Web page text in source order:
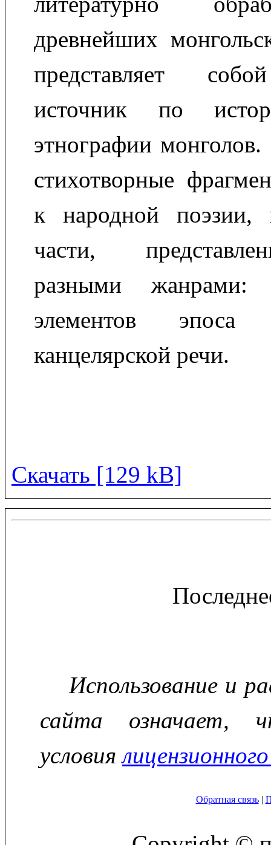
древнейших
представляет
источник по
этнографии
стихотворные
к народной поэзии,
части,
разными
элементов
канцелярской речи.
Скачать [129 kB]
Использование и
сайта означает,
условия
Обратная связь|